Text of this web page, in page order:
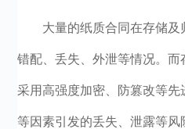
大量的纸质合同在存储及
错配、丢失、外泄等情况。
采用高强度加密、防篡改等
等因素引发的丢失、泄露等风